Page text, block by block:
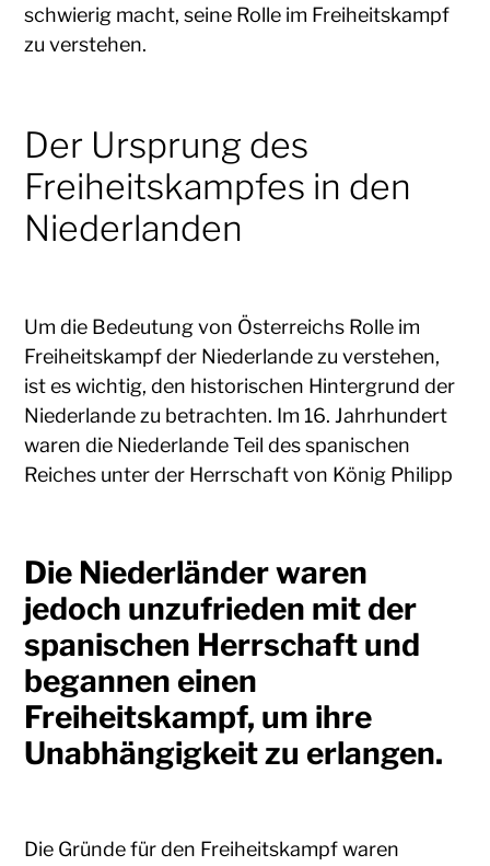
schwierig macht, seine Rolle im Freiheitskampf
zu verstehen.
Der Ursprung des
Freiheitskampfes in den
Niederlanden
Um die Bedeutung von Österreichs Rolle im
Freiheitskampf der Niederlande zu verstehen,
ist es wichtig, den historischen Hintergrund der
Niederlande zu betrachten. Im 16. Jahrhundert
waren die Niederlande Teil des spanischen
Reiches unter der Herrschaft von König Philipp
Die Niederländer waren
jedoch unzufrieden mit der
spanischen Herrschaft und
begannen einen
Freiheitskampf, um ihre
Unabhängigkeit zu erlangen.
Die Gründe für den Freiheitskampf waren